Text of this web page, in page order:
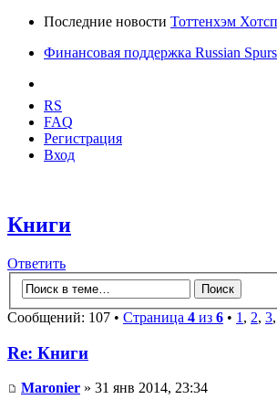
Последние новости Тоттенхэм
Финансовая поддержка Russian Spurs
RS
FAQ
Регистрация
Вход
Книги
Ответить
Сообщений: 107 • Страница 4 из 6 • 1 , 2, 3,
Re: Книги
Maronier » 31 янв 2014, 23:34